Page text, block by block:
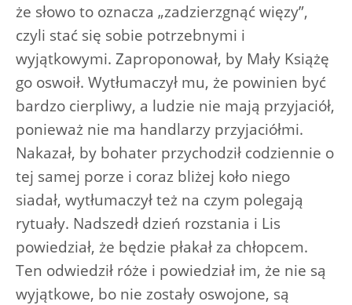
że słowo to oznacza „zadzierzgnąć więzy”,
czyli stać się sobie potrzebnymi i
wyjątkowymi. Zaproponował, by Mały Książę
go oswoił. Wytłumaczył mu, że powinien być
bardzo cierpliwy, a ludzie nie mają przyjaciół,
ponieważ nie ma handlarzy przyjaciółmi.
Nakazał, by bohater przychodził codziennie o
tej samej porze i coraz bliżej koło niego
siadał, wytłumaczył też na czym polegają
rytuały. Nadszedł dzień rozstania i Lis
powiedział, że będzie płakał za chłopcem.
Ten odwiedził róże i powiedział im, że nie są
wyjątkowe, bo nie zostały oswojone, są